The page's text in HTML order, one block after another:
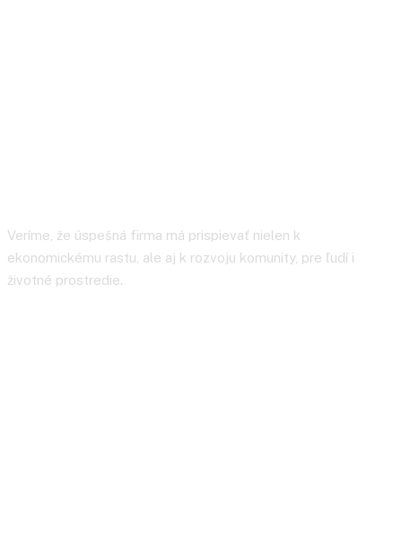
Veríme, že úspešná firma má prispievať nielen k
ekonomickému rastu, ale aj k rozvoju komunity, pre ľudí i
životné prostredie.